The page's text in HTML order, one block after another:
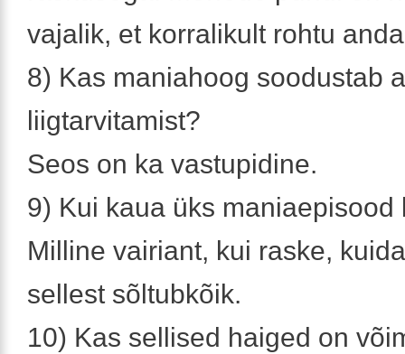
vajalik, et korralikult rohtu
8) Kas maniahoog soodustab
liigtarvitamist?
Seos on ka vastupidine.
9) Kui kaua üks maniaepisood
Milline vairiant, kui raske,
sellest sõltubkõik.
10) Kas sellised haiged on